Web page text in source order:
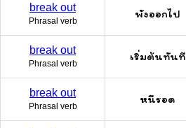
break out
Phrasal verb
พังออกไป
break out
Phrasal verb
เริ่มต้นทันที
break out
Phrasal verb
หนีรอด